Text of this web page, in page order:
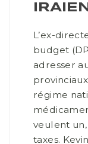
L’ex-
budget
adresser
régime
veulent
taxes.